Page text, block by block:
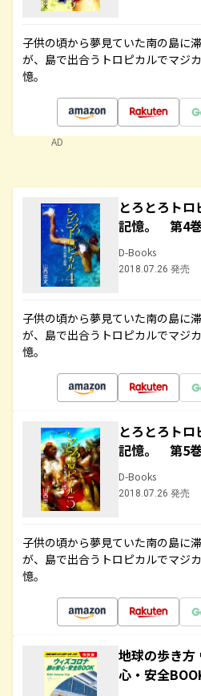
子供の頃から夢見ていた南の島に
が、島で出合うトロピカルでマジ
憶。
AD
とろとろト
記憶。 第4
D-Books
2018.07.26 発売
子供の頃から夢見ていた南の島に
が、島で出合うトロピカルでマジ
憶。
とろとろト
記憶。 第5
D-Books
2018.07.26 発売
子供の頃から夢見ていた南の島に
が、島で出合うトロピカルでマジ
憶。
地球の歩き方
心・安全